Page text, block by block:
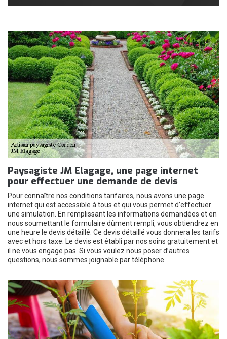
Paysagiste JM Elagage, une page internet
pour effectuer une demande de devis
Pour connaître nos conditions tarifaires, nous avons une page
internet qui est accessible à tous et qui vous permet d’effectuer
une simulation. En remplissant les informations demandées et en
nous soumettant le formulaire dûment rempli, vous obtiendrez en
une heure le devis détaillé. Ce devis détaillé vous donnera les tarifs
avec et hors taxe. Le devis est établi par nos soins gratuitement et
il ne vous engage pas. Si vous voulez nous poser d’autres
questions, nous sommes joignable par téléphone.